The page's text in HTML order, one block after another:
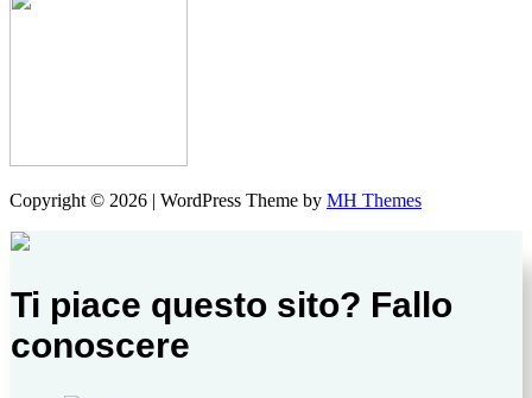
Copyright © 2026 | WordPress Theme by MH Themes
Ti piace questo sito? Fallo
conoscere